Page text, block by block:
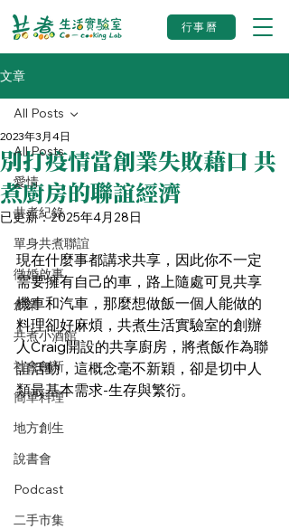
行事曆
文章
All Posts
愛情
共煮紀錄
單身共煮聯誼
徵婚啟事
創業
共煮小酒館
社會創新
簡單料理
地方創生
說書會
Podcast
二手市集
All Posts
別打疫情當創業失敗藉口 共
煮廚房的聯誼經濟
2023年3月4日
已更新：2025年4月28日
現在什麼事都講求共享，因此你不一定
需要擁有自己的車，路上隨處可見共享
機車和汽車，那麼想做飯一個人能做的
料理卻好麻煩，共煮生活實驗室的創辦
人Craig開設的共享廚房，將煮飯作為聯
誼活動，這概念毫不新穎，卻是切中人
類最基本需求-生存與繁衍。